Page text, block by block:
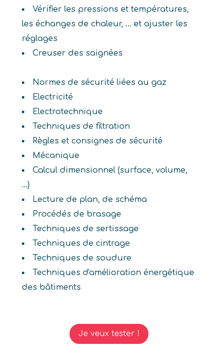
Vérifier les pressions et températures,
les échanges de chaleur, ... et ajuster les
réglages
Creuser des saignées
Normes de sécurité liées au gaz
Electricité
Electrotechnique
Techniques de filtration
Règles et consignes de sécurité
Mécanique
Calcul dimensionnel (surface, volume,
...)
Lecture de plan, de schéma
Procédés de brasage
Techniques de sertissage
Techniques de cintrage
Techniques de soudure
Techniques d'amélioration énergétique
des bâtiments
Je veux tester !